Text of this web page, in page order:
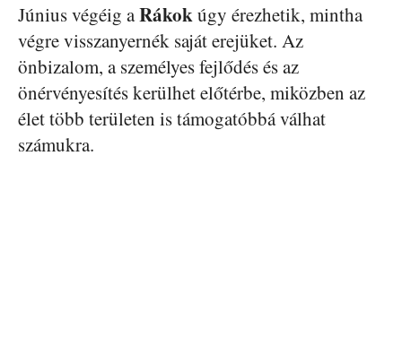
Június végéig aRákokúgy érezhetik, mintha
végre visszanyernék saját erejüket. Az
önbizalom, a személyes fejlődés és az
önérvényesítés kerülhet előtérbe, miközben az
élet több területen is támogatóbbá válhat
számukra.